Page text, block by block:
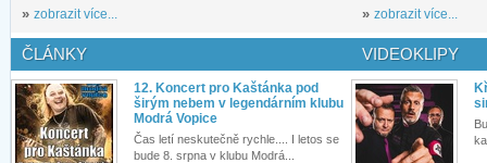
» zobrazit více... » zobrazit více...
ČLÁNKY
12. Koncert pro Kaštánka pod
širým nebem v legendárním klubu
Modrá Vopice
Čas letí neskutečně rychle.... I letos se
bude 8. srpna v klubu Modrá...
VIDEOKLIPY